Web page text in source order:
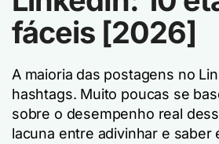
fáceis [2026]
A maioria das postagens no
hashtags. Muito poucas se
sobre o desempenho real
lacuna entre adivinhar e saber